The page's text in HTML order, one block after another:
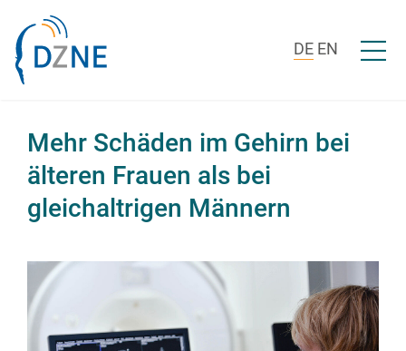
DE EN Menü
Mehr Schäden im Gehirn bei
älteren Frauen als bei
gleichaltrigen Männern